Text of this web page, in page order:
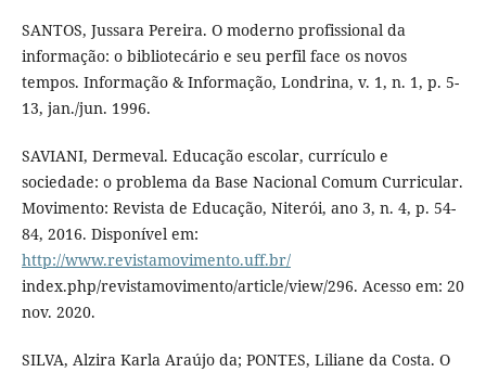
SANTOS, Jussara Pereira. O moderno profissional da
informação: o bibliotecário e seu perfil face os novos
tempos. Informação & Informação, Londrina, v. 1, n. 1, p. 5-
13, jan./jun. 1996.
SAVIANI, Dermeval. Educação escolar, currículo e
sociedade: o problema da Base Nacional Comum Curricular.
Movimento: Revista de Educação, Niterói, ano 3, n. 4, p. 54-
84, 2016. Disponível em:
http://www.revistamovimento.uff.br/
index.php/revistamovimento/article/view/296. Acesso em: 20
nov. 2020.
SILVA, Alzira Karla Araújo da; PONTES, Liliane da Costa. O